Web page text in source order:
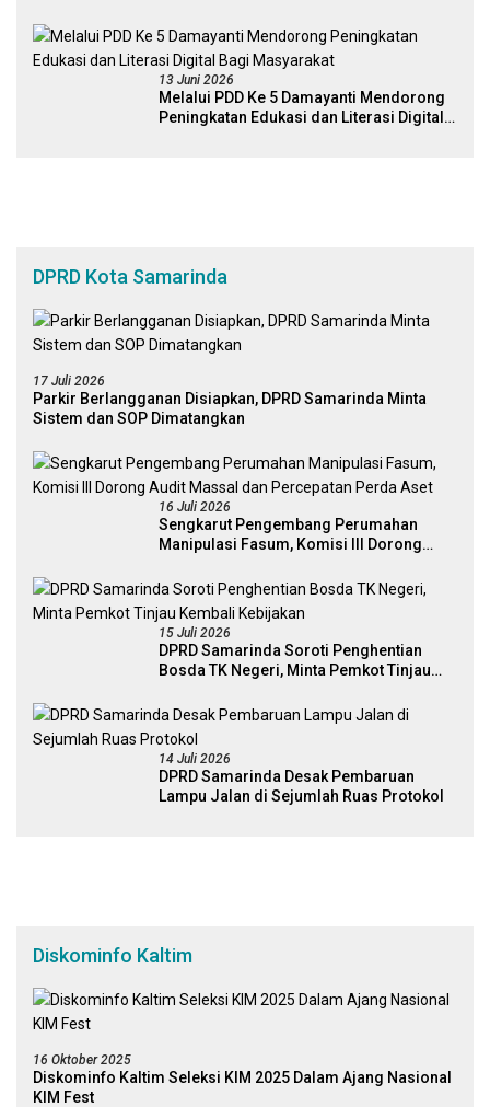
Digital
13 Juni 2026
Melalui PDD Ke 5 Damayanti Mendorong
Peningkatan Edukasi dan Literasi Digital
DPRD Kota Samarinda
17 Juli 2026
Parkir Berlangganan Disiapkan, DPRD Samarinda Minta
Sistem dan SOP Dimatangkan
16 Juli 2026
Sengkarut Pengembang Perumahan
Manipulasi Fasum, Komisi III Dorong
15 Juli 2026
DPRD Samarinda Soroti Penghentian
Bosda TK Negeri, Minta Pemkot Tinjau
14 Juli 2026
DPRD Samarinda Desak Pembaruan
Lampu Jalan di Sejumlah Ruas Protokol
Diskominfo Kaltim
16 Oktober 2025
Diskominfo Kaltim Seleksi KIM 2025 Dalam Ajang Nasional
KIM Fest